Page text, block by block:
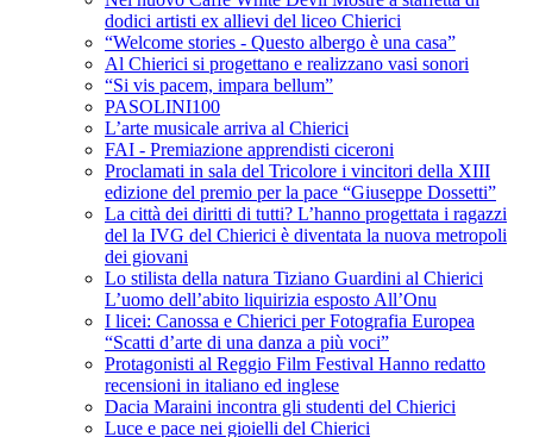
dodici artisti ex allievi del liceo Chierici
“Welcome stories - Questo albergo è una casa”
Al Chierici si progettano e realizzano vasi sonori
“Si vis pacem, impara bellum”
PASOLINI100
L’arte musicale arriva al Chierici
FAI - Premiazione apprendisti ciceroni
Proclamati in sala del Tricolore i vincitori della XIII
edizione del premio per la pace “Giuseppe Dossetti”
La città dei diritti di tutti? L’hanno progettata i ragazzi
del la IVG del Chierici è diventata la nuova metropoli
dei giovani
Lo stilista della natura Tiziano Guardini al Chierici
L’uomo dell’abito liquirizia esposto All’Onu
I licei: Canossa e Chierici per Fotografia Europea
“Scatti d’arte di una danza a più voci”
Protagonisti al Reggio Film Festival Hanno redatto
recensioni in italiano ed inglese
Dacia Maraini incontra gli studenti del Chierici
Luce e pace nei gioielli del Chierici